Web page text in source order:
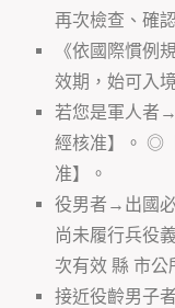
再次檢查、確
《依國際慣例
效期，始可入
若您是軍人者
經核准】。 ◎
准】。
役男者→出國
尚未履行兵役
次有效 縣 市公
接近役齡男子